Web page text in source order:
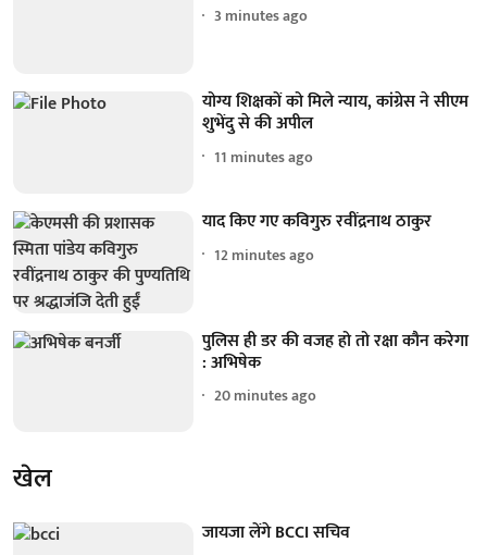
3 minutes ago
योग्य शिक्षकों को मिले न्याय, कांग्रेस ने सीएम
शुभेंदु से की अपील
11 minutes ago
याद किए गए कविगुरु रवींद्रनाथ ठाकुर
12 minutes ago
पुलिस ही डर की वजह हो तो रक्षा कौन करेगा
: अभिषेक
20 minutes ago
खेल
जायजा लेंगे BCCI सचिव